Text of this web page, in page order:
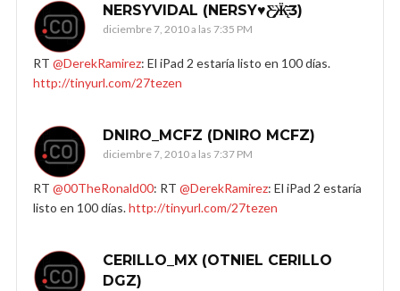
NERSYVIDAL (NERSY♥Ƹ̵̡Ӝ̵̨̄Ʒ)
diciembre 7, 2010 a las 7:35 PM
RT @DerekRamirez: El iPad 2 estaría listo en 100 días.
http://tinyurl.com/27tezen
DNIRO_MCFZ (DNIRO MCFZ)
diciembre 7, 2010 a las 7:37 PM
RT @00TheRonald00: RT @DerekRamirez: El iPad 2 estaría
listo en 100 días.http://tinyurl.com/27tezen
CERILLO_MX (OTNIEL CERILLO
DGZ)